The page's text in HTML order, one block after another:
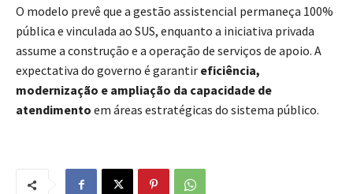
O modelo prevê que a gestão assistencial permaneça 100%
pública e vinculada ao SUS, enquanto a iniciativa privada
assume a construção e a operação de serviços de apoio. A
expectativa do governo é garantir eficiência,
modernização e ampliação da capacidade de
atendimento em áreas estratégicas do sistema público.